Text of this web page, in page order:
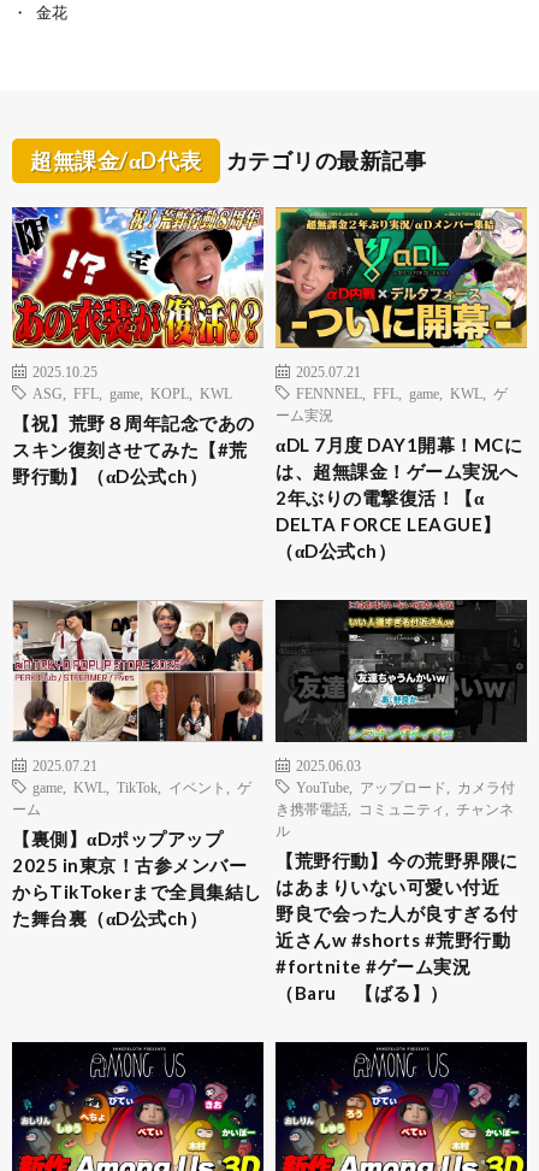
金花
超無課金/αD代表 カテゴリの最新記事
2025.10.25
ASG
FFL game KOPL KWL
【祝】荒野８周年記念であの
スキン復刻させてみた【#荒
野行動】（αD公式ch）
2025.07.21
FENNNEL
FFL game KWL
ゲ
ーム実況
αDL 7月度 DAY1開幕！MCに
は、超無課金！ゲーム実況へ
2年ぶりの電撃復活！【α
DELTA FORCE LEAGUE】
（αD公式ch）
2025.07.21
game
KWL TikTok イベント
ゲ
ーム
【裏側】αDポップアップ
2025 in東京！古参メンバー
からTikTokerまで全員集結し
た舞台裏（αD公式ch）
2025.06.03
YouTube
アップロード
カメラ付
き携帯電話
コミュニティ
チャンネ
ル
【荒野行動】今の荒野界隈に
はあまりいない可愛い付近
野良で会った人が良すぎる付
近さんw #shorts #荒野行動
#fortnite #ゲーム実況
（Baru 【ばる】）